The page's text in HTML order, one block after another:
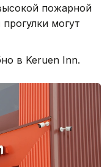
пожарной
могут
в Keruen Inn.